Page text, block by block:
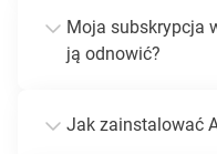
Moja subskrypcja
ją odnowić?
Jak zainstalować